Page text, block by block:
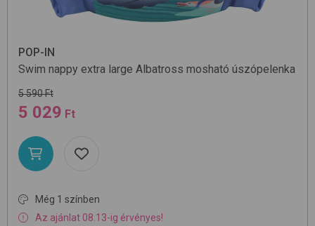
POP-IN
Swim nappy extra large Albatross mosható úszópelenka
5 590 Ft
5 029 Ft
Még 1 színben
Az ajánlat 08.13-ig érvényes!